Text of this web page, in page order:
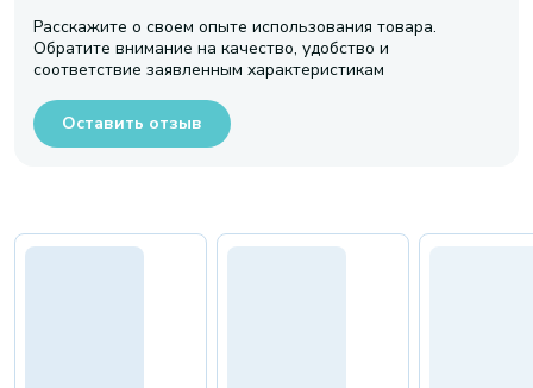
Расскажите о своем опыте использования товара.
Обратите внимание на качество, удобство и
соответствие заявленным характеристикам
Оставить отзыв